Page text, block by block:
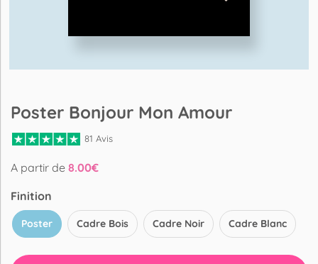
Poster Bonjour Mon Amour
81 Avis
A partir de 8.00€
Finition
Poster Cadre Bois Cadre Noir Cadre Blanc